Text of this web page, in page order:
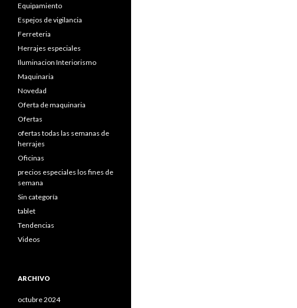
Equipamiento
Espejos de vigilancia
Ferreteria
Herrajes especiales
Iluminacion Interiorismo
Maquinaria
Novedad
Oferta de maquinaria
Ofertas
ofertas todas las semanas de
herrajes
Oficinas
precios especiales los fines de
semana
Sin categoría
tablet
Tendencias
Videos
ARCHIVO
octubre 2024